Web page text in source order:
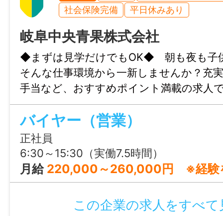
社会保険完備
平日休みあり
岐阜中央青果株式会社
◆まずは見学だけでもOK◆ 朝も夜も子
そんな仕事環境から一新しませんか？充
手当など、おすすめポイント満載の求人
バイヤー（営業）
正社員
6:30～15:30（実働7.5時間）
月給 220,000～260,000円 ※経験を
この企業の求人をすべて